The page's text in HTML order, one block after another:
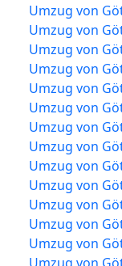
Umzug von
Umzug von
Umzug von
Umzug von
Umzug von
Umzug von
Umzug von
Umzug von
Umzug von
Umzug von
Umzug von
Umzug von
Umzug von
Umzug von